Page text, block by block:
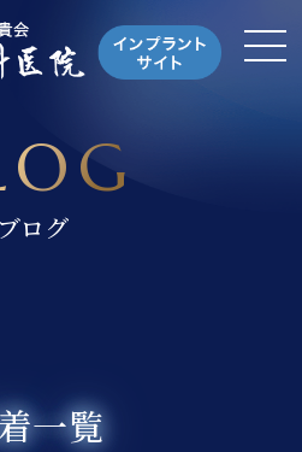
ブログ
一覧